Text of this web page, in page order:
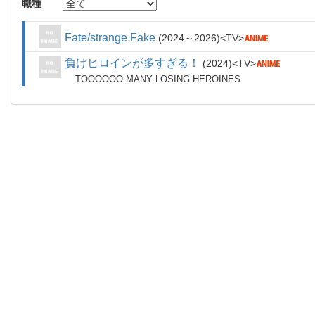
職種
Fate/strange Fake 2024～2026 TV
負けヒロインが多すぎる！ 2024 TV
TOOOOOO MANY LOSING HEROINES